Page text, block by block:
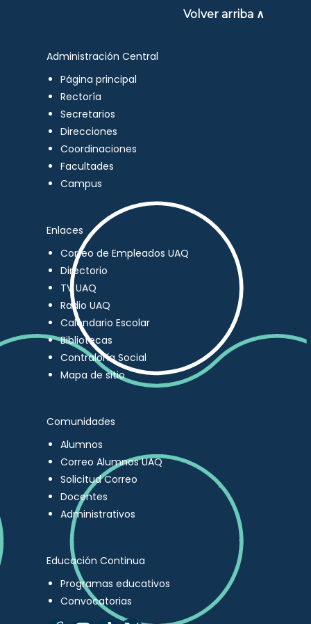
Volver arriba ∧
Administración Central
Página principal
Rectoría
Secretarios
Direcciones
Coordinaciones
Facultades
Campus
Enlaces
Correo de Empleados UAQ
Directorio
TV UAQ
Radio UAQ
Calendario Escolar
Bibliotecas
Contraloría Social
Mapa de sitio
Comunidades
Alumnos
Correo Alumnos UAQ
Solicitud Correo
Docentes
Administrativos
Educación Continua
Programas educativos
Convocatorias